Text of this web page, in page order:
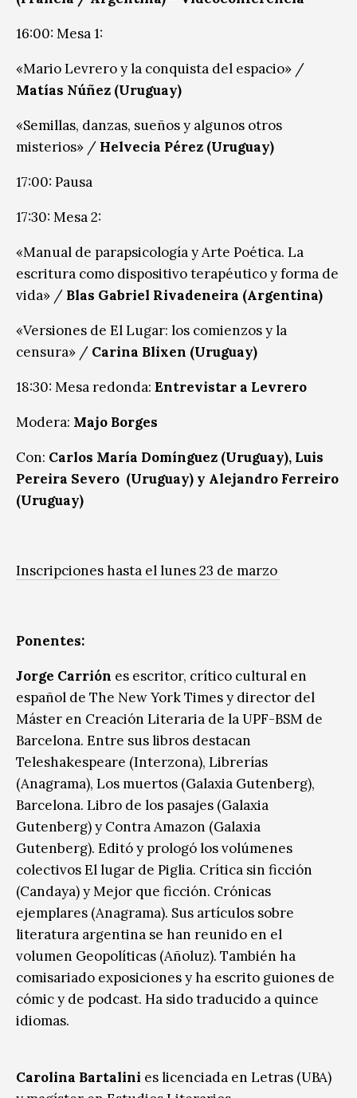
16:00: Mesa 1:
«Mario Levrero y la conquista del espacio» /
Matías Núñez (Uruguay)
«Semillas, danzas, sueños y algunos otros
misterios» / Helvecia Pérez (Uruguay)
17:00: Pausa
17:30: Mesa 2:
«Manual de parapsicología y Arte Poética. La
escritura como dispositivo terapéutico y forma de
vida» / Blas Gabriel Rivadeneira (Argentina)
«Versiones de El Lugar: los comienzos y la
censura» / Carina Blixen (Uruguay)
18:30: Mesa redonda: Entrevistar a Levrero
Modera: Majo Borges
Con: Carlos María Domínguez (Uruguay), Luis
Pereira Severo (Uruguay) y Alejandro Ferreiro
(Uruguay)
Inscripciones hasta el lunes 23 de marzo
Ponentes:
Jorge Carrión es escritor, crítico cultural en
español de The New York Times y director del
Máster en Creación Literaria de la UPF-BSM de
Barcelona. Entre sus libros destacan
Teleshakespeare (Interzona), Librerías
(Anagrama), Los muertos (Galaxia Gutenberg),
Barcelona. Libro de los pasajes (Galaxia
Gutenberg) y Contra Amazon (Galaxia
Gutenberg). Editó y prologó los volúmenes
colectivos El lugar de Piglia. Crítica sin ficción
(Candaya) y Mejor que ficción. Crónicas
ejemplares (Anagrama). Sus artículos sobre
literatura argentina se han reunido en el
volumen Geopolíticas (Añoluz). También ha
comisariado exposiciones y ha escrito guiones de
cómic y de podcast. Ha sido traducido a quince
idiomas.
Carolina Bartalini es licenciada en Letras (UBA)